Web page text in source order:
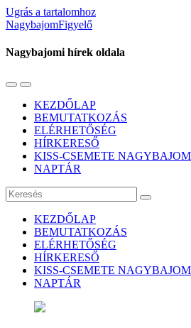
Ugrás a tartalomhoz
NagybajomFigyelő
Nagybajomi hírek oldala
Váltás
mobil
menüre
Használja
keresés
mezőt
KEZDŐLAP
BEMUTATKOZÁS
ELÉRHETŐSÉG
HÍRKERESŐ
KISS-CSEMETE NAGYBAJOM
NAPTÁR
Keresés
KEZDŐLAP
BEMUTATKOZÁS
ELÉRHETŐSÉG
HÍRKERESŐ
KISS-CSEMETE NAGYBAJOM
NAPTÁR